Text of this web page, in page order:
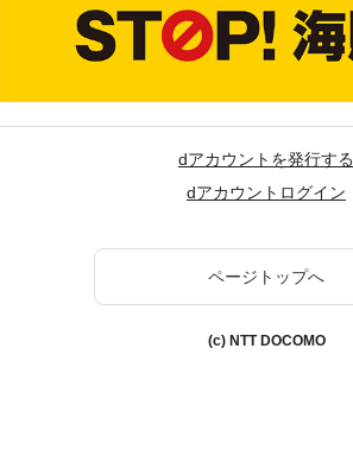
dアカウントを発行する
dアカウントログイン
ページトップへ
(c) NTT DOCOMO